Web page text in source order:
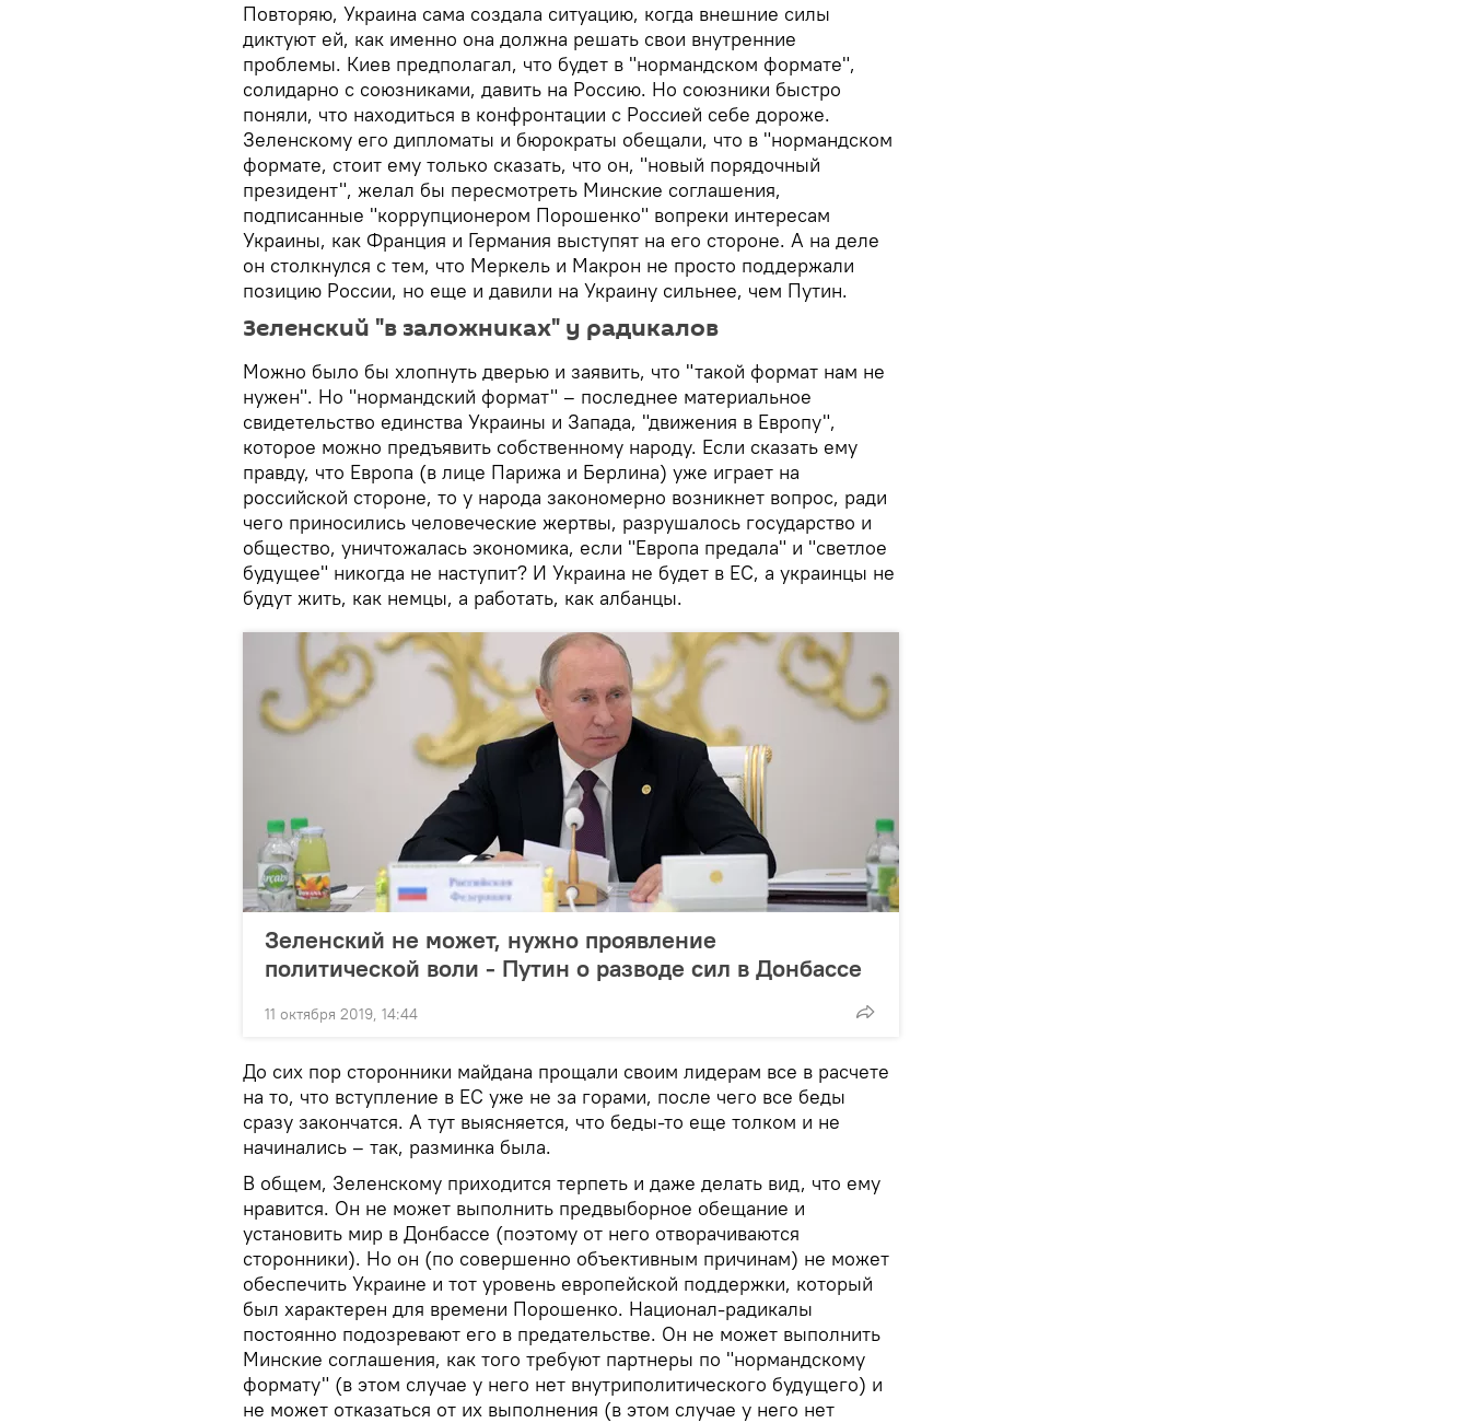
Повторяю, Украина сама создала ситуацию, когда внешние силы
диктуют ей, как именно она должна решать свои внутренние
проблемы. Киев предполагал, что будет в "нормандском формате",
солидарно с союзниками, давить на Россию. Но союзники быстро
поняли, что находиться в конфронтации с Россией себе дороже.
Зеленскому его дипломаты и бюрократы обещали, что в "нормандском
формате, стоит ему только сказать, что он, "новый порядочный
президент", желал бы пересмотреть Минские соглашения,
подписанные "коррупционером Порошенко" вопреки интересам
Украины, как Франция и Германия выступят на его стороне. А на деле
он столкнулся с тем, что Меркель и Макрон не просто поддержали
позицию России, но еще и давили на Украину сильнее, чем Путин.
Зеленский "в заложниках" у радикалов
Можно было бы хлопнуть дверью и заявить, что "такой формат нам не
нужен". Но "нормандский формат" – последнее материальное
свидетельство единства Украины и Запада, "движения в Европу",
которое можно предъявить собственному народу. Если сказать ему
правду, что Европа (в лице Парижа и Берлина) уже играет на
российской стороне, то у народа закономерно возникнет вопрос, ради
чего приносились человеческие жертвы, разрушалось государство и
общество, уничтожалась экономика, если "Европа предала" и "светлое
будущее" никогда не наступит? И Украина не будет в ЕС, а украинцы не
будут жить, как немцы, а работать, как албанцы.
Зеленский не может, нужно проявление
политической воли - Путин о разводе сил в Донбассе
11 октября 2019, 14:44
До сих пор сторонники майдана прощали своим лидерам все в расчете
на то, что вступление в ЕС уже не за горами, после чего все беды
сразу закончатся. А тут выясняется, что беды-то еще толком и не
начинались – так, разминка была.
В общем, Зеленскому приходится терпеть и даже делать вид, что ему
нравится. Он не может выполнить предвыборное обещание и
установить мир в Донбассе (поэтому от него отворачиваются
сторонники). Но он (по совершенно объективным причинам) не может
обеспечить Украине и тот уровень европейской поддержки, который
был характерен для времени Порошенко. Национал-радикалы
постоянно подозревают его в предательстве. Он не может выполнить
Минские соглашения, как того требуют партнеры по "нормандскому
формату" (в этом случае у него нет внутриполитического будущего) и
не может отказаться от их выполнения (в этом случае у него нет